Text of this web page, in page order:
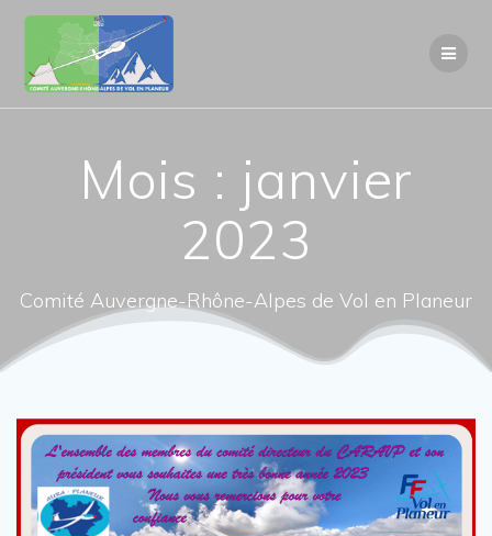
Mois : janvier
2023
Comité Auvergne-Rhône-Alpes de Vol en Planeur